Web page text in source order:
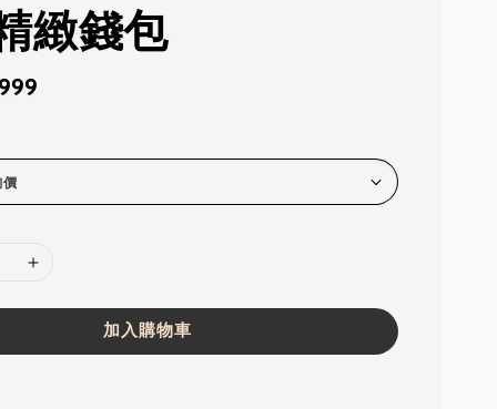
緻錢包
加入購物車